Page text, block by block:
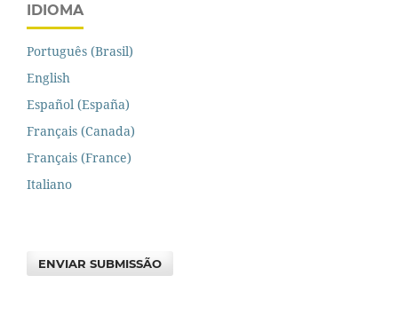
IDIOMA
Português (Brasil)
English
Español (España)
Français (Canada)
Français (France)
Italiano
ENVIAR SUBMISSÃO